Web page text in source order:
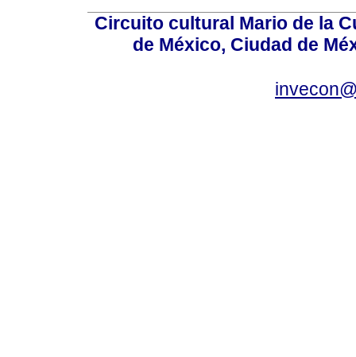
Circuito cultural Mario de la
de México, Ciudad de